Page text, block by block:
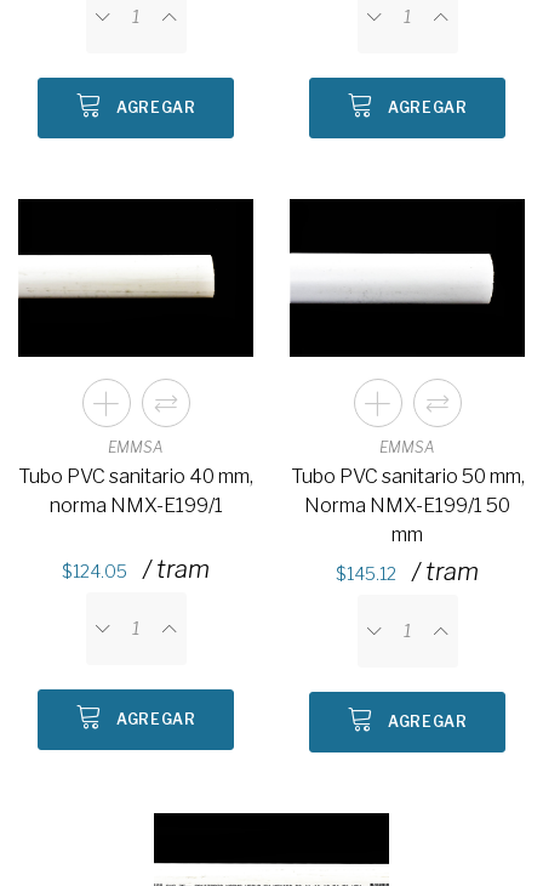
AGREGAR AGREGAR
EMMSA
Tubo PVC sanitario 40 mm,
norma NMX-E199/1
124.05 / tram
AGREGAR
EMMSA
Tubo PVC sanitario 50 mm,
Norma NMX-E199/1 50
mm
145.12 / tram
AGREGAR